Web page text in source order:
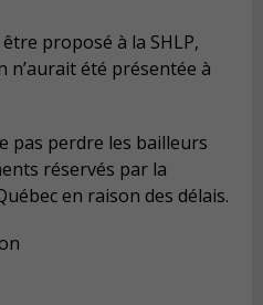
proposé à la SHLP,
été présentée à
pas perdre les bailleurs
réservés par la
en raison des délais.